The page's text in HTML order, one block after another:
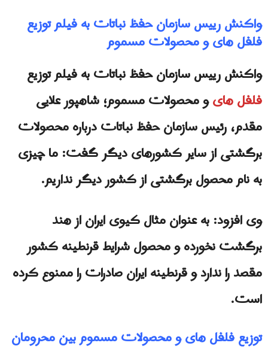
واكنش رییس سازمان حفظ نباتات به فيلم توزیع
فلفل های و محصولات مسموم
واكنش رییس سازمان حفظ نباتات به فيلم توزیع
فلفل هایو محصولات مسموم؛ شاهپور علایی
مقدم، رئیس سازمان حفظ نباتات درباره محصولات
برگشتی از سایر کشورهای دیگر گفت: ما چیزی
به نام محصول برگشتی از کشور دیگر نداریم.
وی افزود: به عنوان مثال کیوی ایران از هند
برگشت نخورده و محصول شرایط قرنطینه کشور
مقصد را ندارد و قرنطینه ایران صادرات را ممنوع کرده
است.
توزیع فلفل های و محصولات مسموم بین محرومان